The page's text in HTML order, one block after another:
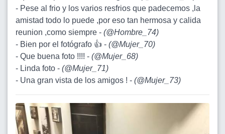
- Pese al frio y los varios resfrios que padecemos ,la
amistad todo lo puede ,por eso tan hermosa y calida
reunion ,como siempre - (@Hombre_74)
- Bien por el fotógrafo 👍 - (@Mujer_70)
- Que buena foto !!!! - (@Mujer_68)
- Linda foto - (@Mujer_71)
- Una gran vista de los amigos ! - (@Mujer_73)